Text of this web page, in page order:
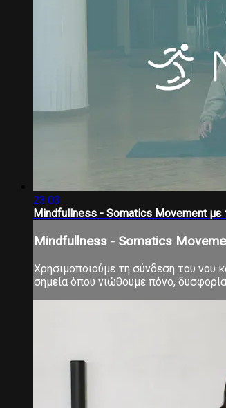
23:03
Mindfullness - Somatics Movement με
Mindfullness - Somatics
Χρησιμοποιούμε τη σύνδεση του
σημεία όπου νιώθουμε πόνο,